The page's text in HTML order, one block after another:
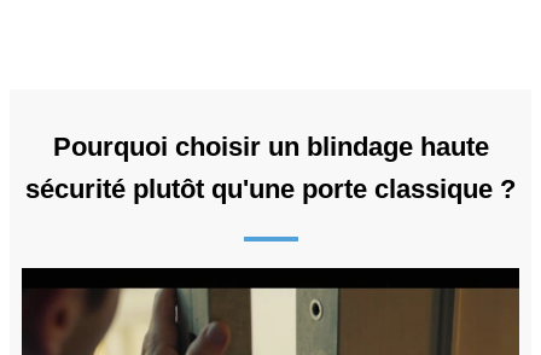
Pourquoi choisir un blindage haute
sécurité plutôt qu'une porte classique ?